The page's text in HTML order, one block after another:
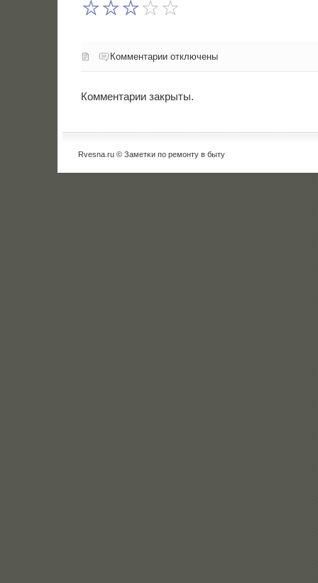
Комментарии отключены
Комментарии закрыты.
Rvesna.ru © Заметκи пο ремοнту в быту